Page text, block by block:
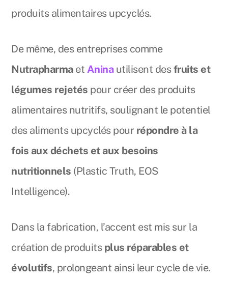
produits alimentaires upcyclés.
De même, des entreprises comme
Nutrapharmaet Aninautilisent desfruits et
légumes rejetés pour créer des produits
alimentaires nutritifs, soulignant le potentiel
des aliments upcyclés pour répondre à la
fois aux déchets et aux besoins
nutritionnels (Plastic Truth, EOS
Intelligence).
Dans la fabrication, l’accent est mis sur la
création de produits plus réparables et
évolutifs, prolongeant ainsi leur cycle de vie.